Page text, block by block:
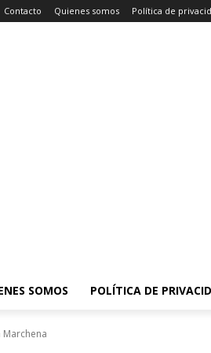
Contacto Quienes somos Política de
SOMOS POLÍTICA DE
Marchena